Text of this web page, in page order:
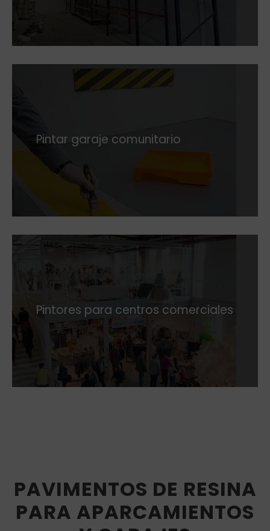
Pintar garaje comunitario
Pintores para centros comerciales
PAVIMENTOS DE RESINA
PARA APARCAMIENTOS